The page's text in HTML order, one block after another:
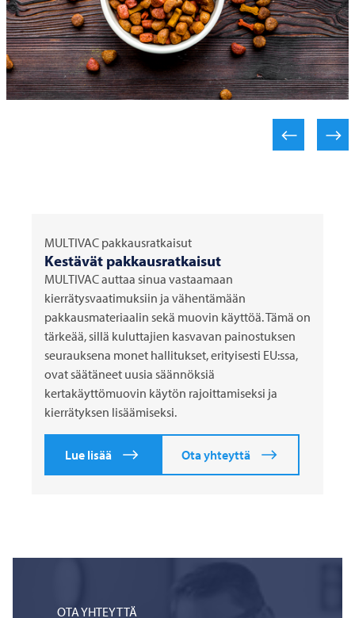
MULTIVAC pakkausratkaisut
Kestävät pakkausratkaisut
MULTIVACauttaa sinua vastaamaan
kierrätysvaatimuksiin ja vähentämään
pakkausmateriaalin sekä muovin käyttöä. Tämä on
tärkeää, sillä kuluttajien kasvavan painostuksen
seurauksena monet hallitukset, erityisesti EU:ssa,
ovat säätäneet uusia säännöksiä
kertakäyttömuovin käytön rajoittamiseksi ja
kierrätyksen lisäämiseksi.
Lue lisää Ota yhteyttä
OTA YHTEYTTÄ